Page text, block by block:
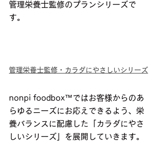
管理栄養士監修のプランシリーズで
す。
管理栄養士監修・カラダにやさしいシリーズ
nonpi foodbox™ではお客様からのあ
らゆるニーズにお応えできるよう、栄
養バランスに配慮した「カラダにやさ
しいシリーズ」を展開していきます。